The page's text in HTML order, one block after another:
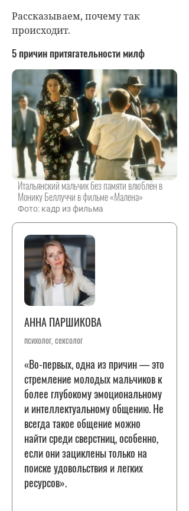
Рассказываем, почему так
происходит.
5 причин притягательности милф
Итальянский мальчик без памяти влюблён в
Монику Беллуччи в фильме «Малена»
Фото: кадр из фильма
АННА ПАРШИКОВА
психолог, сексолог
«Во-первых, одна из причин — это
стремление молодых мальчиков к
более глубокому эмоциональному
и интеллектуальному общению. Не
всегда такое общение можно
найти среди сверстниц, особенно,
если они зациклены только на
поиске удовольствия и легких
ресурсов».